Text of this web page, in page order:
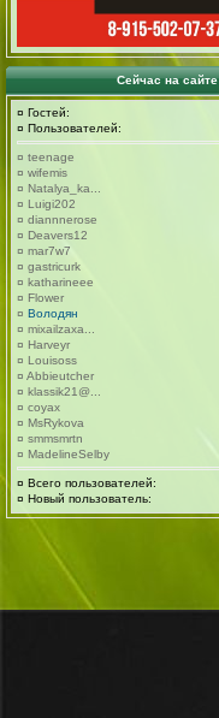
Сейчас на сайте
¤ Гостей:
¤ Пользователей:
¤ teenage
¤ wifemis
¤ Natalya_ka...
¤ Luigi202
¤ diannnerose
¤ Deavers12
¤ mar7w7
¤ gastricurk
¤ katharineee
¤ Flower
¤ Володян
¤ mixailzaxa...
¤ Harveyr
¤ Louisoss
¤ Abbieutcher
¤ klassik21@...
¤ coyax
¤ MsRykova
¤ smmsmrtn
¤ MadelineSelby
¤ Всего пользователей:
¤ Новый пользователь: